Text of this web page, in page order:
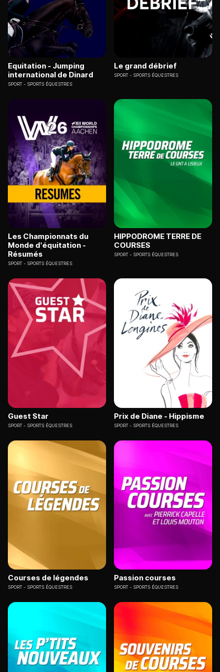
Equitation - Jumping
international de Dinard
SPORT SPORTS ÉQUESTRES
Le grand débrief
SPORT SPORTS ÉQUESTRES
Les Championnats du
Monde d'équitation -
Résumés
SPORT SPORTS ÉQUESTRES
HIPPODROME TERRE DE
COURSES
SPORT SPORTS ÉQUESTRES
Guest Star
SPORT SPORTS ÉQUESTRES
Prix de Diane - Hippisme
SPORT SPORTS ÉQUESTRES
Courses de légendes
SPORT SPORTS ÉQUESTRES
Passion courses
SPORT SPORTS ÉQUESTRES